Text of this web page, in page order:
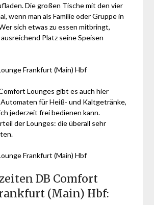
Die großen Tische mit den vier
wenn man als Familie oder Gruppe in
sich etwas zu essen mitbringt,
Platz seine Speisen
Lounges gibt es auch hier
für Heiß- und Kaltgetränke,
jederzeit frei bedienen kann.
der Lounges: die überall sehr
DB Comfort
(Main) Hbf: